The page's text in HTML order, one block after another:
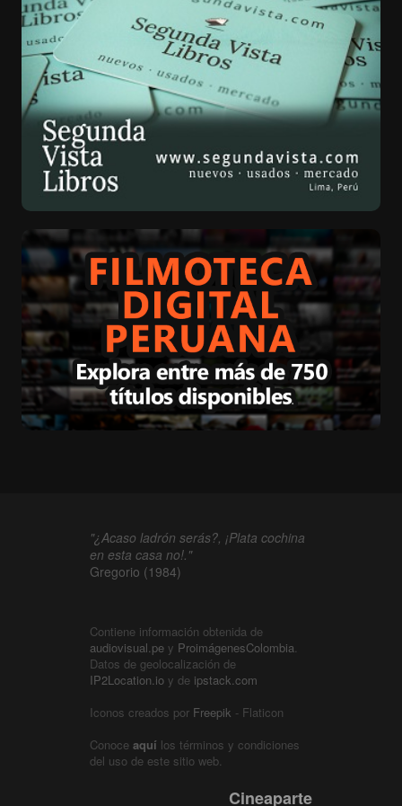
"¿Acaso ladrón serás?, ¡Plata cochina
en esta casa no!."
Gregorio (1984)
Contiene información obtenida de
audiovisual.pe y ProimágenesColombia.
Datos de geolocalización de
IP2Location.io y de ipstack.com
Iconos creados por Freepik - Flaticon
Conoce aquí los términos y condiciones
del uso de este sitio web.
Cineaparte